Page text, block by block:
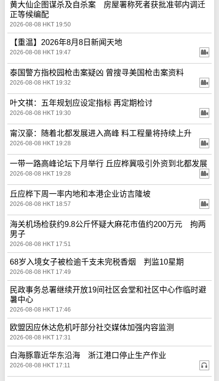
黄大仙企图谋杀及自杀案 房屋署称死者获批准邨内调迁
正等候编配
2026-08-08 HKT 19:50
【重温】2026年8月8日新闻天地
2026-08-08 HKT 19:47
泰国警方指校园枪击案疑凶 曾搜寻美国枪击案资料
2026-08-08 HKT 19:32
叶文祺：五年规划应设定指标 再定期检讨
2026-08-08 HKT 19:30
甯汉豪：随着北都发展进入高峰 料工程量将持续上升
2026-08-08 HKT 19:28
一带一路高峰论坛下月举行 丘应桦冀吸引外资到北都发展
2026-08-08 HKT 19:28
丘应桦下周一率内地和本港企业访吉隆坡
2026-08-08 HKT 18:57
海关机场检获约9.8公斤怀疑大麻花市值约200万元 拘两
男子
2026-08-08 HKT 17:51
68岁入境女子被检逾千支未完税香烟 判监10星期
2026-08-08 HKT 17:49
民政事务总署继续开放19间社区会堂和社区中心作临时避
暑中心
2026-08-08 HKT 17:46
欧盟因应休达危机吁部分社交媒体加强内容监测
2026-08-08 HKT 17:31
白海豚靠近华东沿海 浙江港口停止生产作业
2026-08-08 HKT 17:11